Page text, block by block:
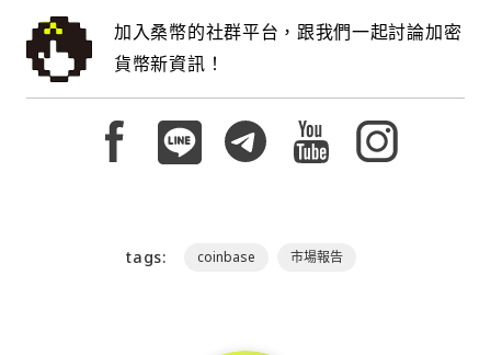
加入桑幣的社群平台，跟我們一起討論加密
貨幣新資訊！
tags: coinbase 市場報告